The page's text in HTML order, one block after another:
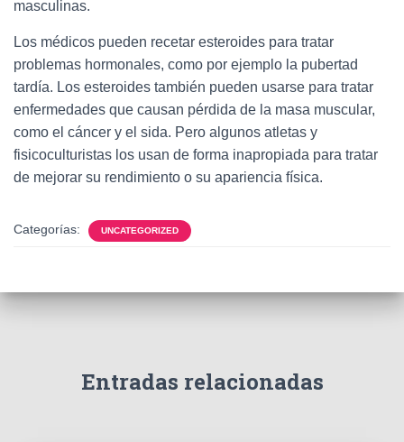
masculinas.
Los médicos pueden recetar esteroides para tratar
problemas hormonales, como por ejemplo la pubertad
tardía. Los esteroides también pueden usarse para tratar
enfermedades que causan pérdida de la masa muscular,
como el cáncer y el sida. Pero algunos atletas y
fisicoculturistas los usan de forma inapropiada para tratar
de mejorar su rendimiento o su apariencia física.
Categorías: UNCATEGORIZED
Entradas relacionadas